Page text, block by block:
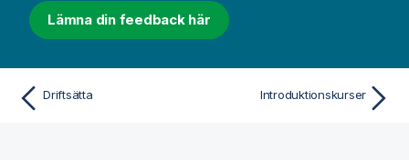
Lämna din feedback här
Driftsätta Introduktionskurser